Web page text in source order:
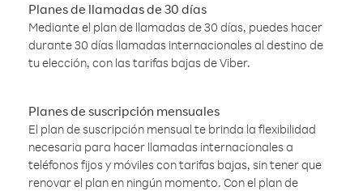
Planes de llamadas de 30 días
Mediante el plan de llamadas de 30 días, puedes hacer
durante 30 días llamadas internacionales al destino de
tu elección, con las tarifas bajas de Viber.
Planes de suscripción mensuales
El plan de suscripción mensual te brinda la flexibilidad
necesaria para hacer llamadas internacionales a
teléfonos fijos y móviles con tarifas bajas, sin tener que
renovar el plan en ningún momento. Con el plan de